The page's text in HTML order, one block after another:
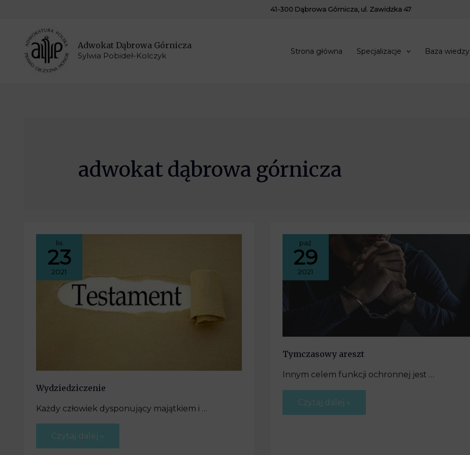
41-300 Dąbrowa Górnicza, ul. Zawidzka 47
Adwokat Dąbrowa Górnicza
Sylwia Pobideł-Kolczyk Strona główna Specjalizacje Baza wiedzy
adwokat dąbrowa górnicza
lis
23
2021
Wydziedziczenie
Każdy człowiek dysponujący majątkiem i …
Czytaj dalej »
paź
29
2021
Tymczasowy areszt
Innym celem funkcji ochronnej jest …
Czytaj dalej »